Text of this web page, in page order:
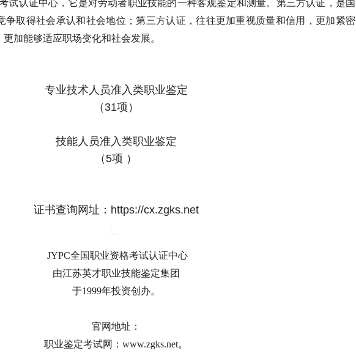
试认证中心，它是对劳动者职业技能的一种客观鉴定和测量。第三方认证，是国
争取得社会承认和社会地位；第三方认证，往往更加重视质量和信用，更加紧密
加能够适应职场变化和社会发展。
专业技术人员准入类职业鉴定
（31项）
技能人员准入类职业鉴定
（5项 ）
证书查询网址：https://cx.zgks.net
JYPC全国职业资格考试认证中心
由江苏英才职业技能鉴定集团
于1999年投资创办。
官网地址：
职业鉴定考试网：www.zgks.net。